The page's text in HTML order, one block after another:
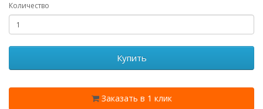
Количество
Купить
Заказать в 1 клик